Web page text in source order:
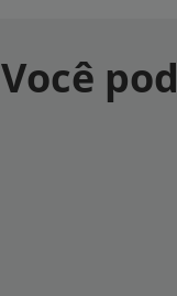
Você